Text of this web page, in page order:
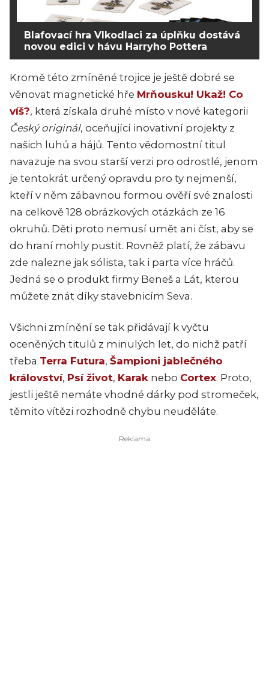
Blafovací hra Vlkodlaci za úplňku dostává
novou edici v hávu Harryho Pottera
Kromě této zmíněné trojice je ještě dobré se
věnovat magnetické hře Mrňousku! Ukaž! Co
víš?, která získala druhé místo v nové kategorii
Český originál, oceňující inovativní projekty z
našich luhů a hájů. Tento vědomostní titul
navazuje na svou starší verzi pro odrostlé, jenom
je tentokrát určený opravdu pro ty nejmenší,
kteří v něm zábavnou formou ověří své znalosti
na celkově 128 obrázkových otázkách ze 16
okruhů. Děti proto nemusí umět ani číst, aby se
do hraní mohly pustit. Rovněž platí, že zábavu
zde nalezne jak sólista, tak i parta více hráčů.
Jedná se o produkt firmy Beneš a Lát, kterou
můžete znát díky stavebnicím Seva.
Všichni zmínění se tak přidávají k vyčtu
oceněných titulů z minulých let, do nichž patří
třeba Terra Futura, Šampioni jablečného
království, Psí život, Karak nebo Cortex. Proto,
jestli ještě nemáte vhodné dárky pod stromeček,
těmito vítězi rozhodně chybu neuděláte.